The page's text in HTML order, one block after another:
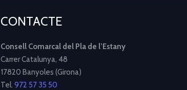
CONTACTE
Consell Comarcal del Pla de l’Estany
Carrer Catalunya, 48
17820 Banyoles (Girona)
Tel. 972 57 35 50